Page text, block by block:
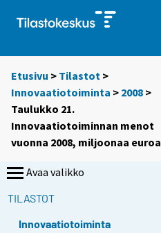
Etusivu > Tilastot >
Innovaatiotoiminta > 2008 >
Taulukko 21.
Innovaatiotoiminnan menot
vuonna 2008, miljoonaa euroa
Avaa valikko
TILASTOT
Innovaatiotoiminta